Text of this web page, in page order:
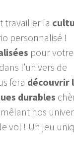
travailler la
personnalisé !
pour votre
l’univers de
fera découvrir
durables
nos
vol ! Un jeu